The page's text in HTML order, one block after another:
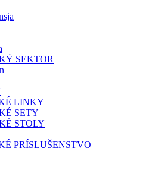
SEKTOR
LINKY
SETY
STOLY
PRÍSLUŠENSTVO